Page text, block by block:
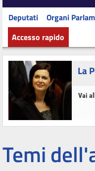
Deputati Organi
Accesso rapido
La
Vai
Temi